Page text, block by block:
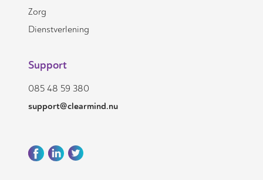
Zorg
Dienstverlening
Support
085 48 59 380
support@clearmind.nu